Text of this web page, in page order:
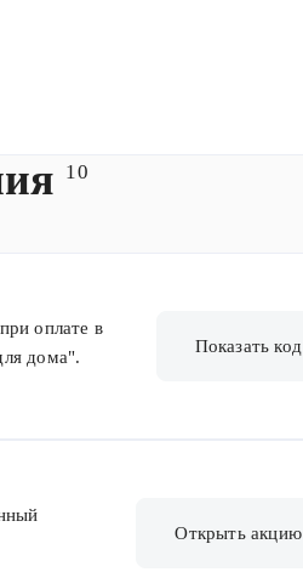
10
оплате в
дома".
Показать код
Открыть акцию